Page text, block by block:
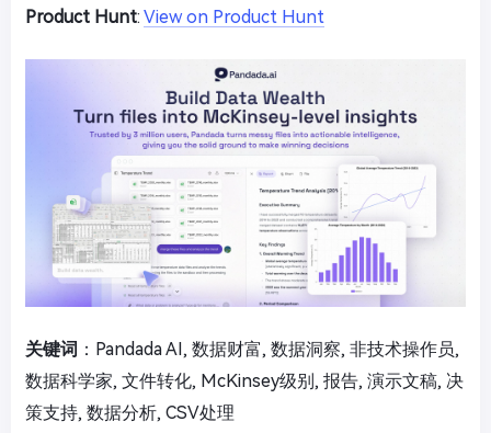
Product Hunt: View on Product Hunt
关键词 ：Pandada AI, 数据财富, 数据洞察, 非技术操作员,
数据科学家, 文件转化, McKinsey级别, 报告, 演示文稿, 决
策支持, 数据分析, CSV处理